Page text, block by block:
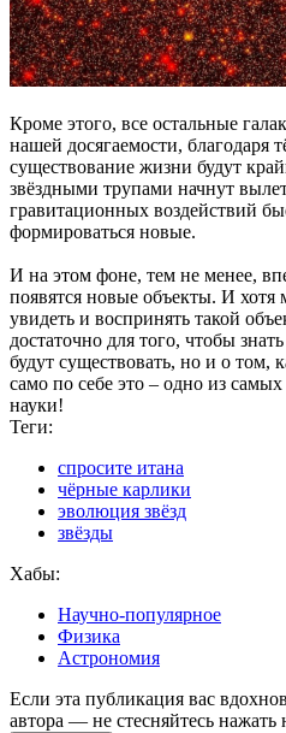
Кроме этого, все остальные
нашей досягаемости,
существование жизни будут
звёздными трупами начнут
гравитационных воздействий
формироваться новые.
И на этом фоне, тем не менее,
появятся новые объекты. И
увидеть и воспринять такой
достаточно для того, чтобы
будут существовать, но и о том,
само по себе это – одно из
науки!
Теги:
спросите итана
чёрные карлики
эволюция звёзд
звёзды
Хабы:
Научно-популярное
Физика
Астрономия
Если эта публикация вас
автора — не стесняйтесь нажать